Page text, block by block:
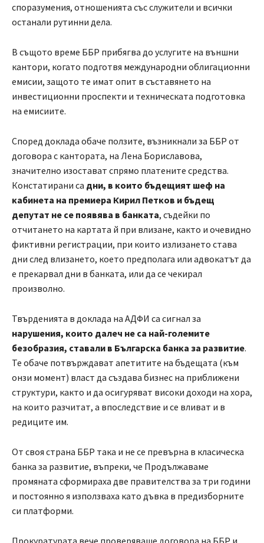
споразумения, отношенията със служители и всички
останали рутинни дела.
В същото време ББР прибягва до услугите на външни
кантори, когато подготвя международни облигационни
емисии, защото те имат опит в съставянето на
инвестиционни проспекти и техническата подготовка
на емисиите.
Според доклада обаче ползите, възникнали за ББР от
договора с кантората, на Лена Бориславова,
значително изостават спрямо платените средства.
Констатирани са дни, в които бъдещият шеф на
кабинета на премиера Кирил Петков и бъдещ
депутат не се появява в банката, съдейки по
отчитането на картата й при влизане, както и очевидно
фиктивни регистрации, при които излизането става
дни след влизането, което предполага или адвокатът да
е прекарвал дни в банката, или да се чекирал
произволно.
Твърденията в доклада на АДФИ са сигнал за
нарушения, които далеч не са най-големите
безобразия, ставали в Българска банка за развитие.
Те обаче потвърждават апетитите на бъдещата (към
онзи момент) власт да създава бизнес на приближени
структури, както и да осигуряват високи доходи на хора,
на които разчитат, а впоследствие и се вливат и в
редиците им.
От своя страна ББР така и не се превърна в класическа
банка за развитие, въпреки, че Продължаваме
промяната сформираха две правителства за три години
и постоянно я използваха като дъвка в предизборните
си платформи.
Прокуратурата вече проверяваше договора на ББР и